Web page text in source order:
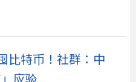
比特币！社群：中
应验